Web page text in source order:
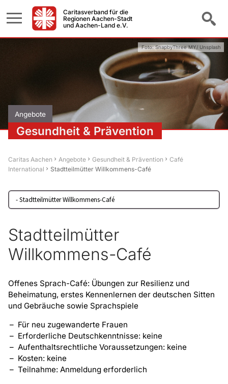
Caritasverband für die
Regionen Aachen-Stadt
und Aachen-Land e.V.
Angebote
Gesundheit & Prävention
Foto: SnapbyThree MY/ Unsplash
Caritas Aachen Angebote Gesundheit & Prävention
Café
International
Stadtteilmütter Willkommens-Café
Stadtteilmütter
Willkommens-Café
Offenes Sprach-Café: Übungen zur Resilienz und
Beheimatung, erstes Kennenlernen der deutschen Sitten
und Gebräuche sowie Sprachspiele
Für neu zugewanderte Frauen
Erforderliche Deutschkenntnisse: keine
Aufenthaltsrechtliche Voraussetzungen: keine
Kosten: keine
Teilnahme: Anmeldung erforderlich